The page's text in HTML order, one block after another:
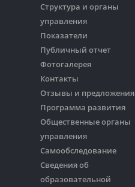
Структура и органы
управления
Показатели
Публичный отчет
Фотогалерея
Контакты
Отзывы и предложения
Программа развития
Общественные органы
управления
Самообследование
Сведения об
образовательной